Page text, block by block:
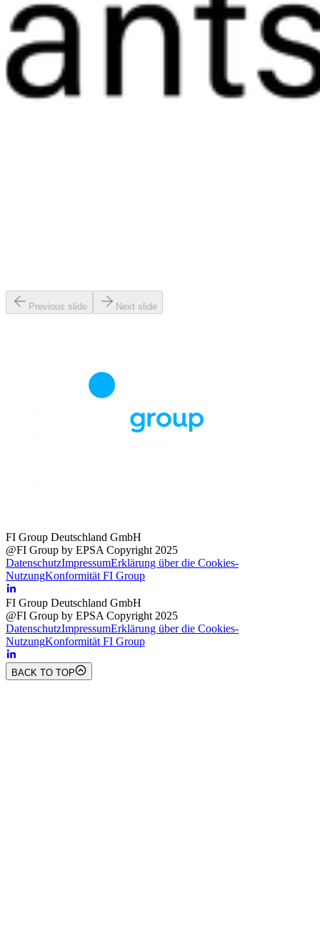
Previous slide Next slide
FI Group Deutschland GmbH
@FI Group by EPSA Copyright 2025
DatenschutzImpressumErklärung über die Cookies-
NutzungKonformität FI Group
FI Group Deutschland GmbH
@FI Group by EPSA Copyright 2025
DatenschutzImpressumErklärung über die Cookies-
NutzungKonformität FI Group
BACK TO TOP